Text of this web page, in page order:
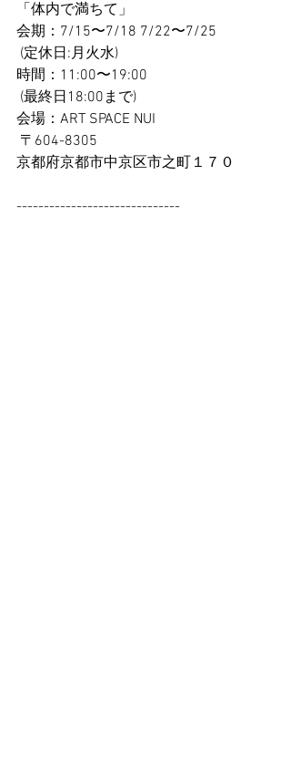
「体内で満ちて」
会期：7/15〜7/18 7/22〜7/25
(定休日:月火水)
時間：11:00〜19:00
(最終日18:00まで)
会場：ART SPACE NUI
〒604-8305
京都府京都市中京区市之町１７０
------------------------------